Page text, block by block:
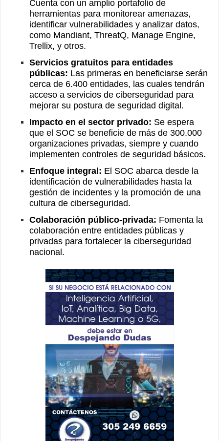
Cuenta con un amplio portafolio de
herramientas para monitorear amenazas,
identificar vulnerabilidades y analizar datos,
como Mandiant, ThreatQ, Manage Engine,
Trellix, y otros.
Servicios gratuitos para entidades
públicas: Las primeras en beneficiarse serán
cerca de 6.400 entidades, las cuales tendrán
acceso a servicios de ciberseguridad para
mejorar su postura de seguridad digital.
Impacto en el sector privado: Se espera
que el SOC se beneficie de más de 300.000
organizaciones privadas, siempre y cuando
implementen controles de seguridad básicos.
Enfoque integral: El SOC abarca desde la
identificación de vulnerabilidades hasta la
gestión de incidentes y la promoción de una
cultura de ciberseguridad.
Colaboración público-privada: Fomenta la
colaboración entre entidades públicas y
privadas para fortalecer la ciberseguridad
nacional.